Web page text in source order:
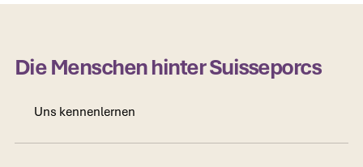
Die Menschen hinter Suisseporcs
Uns kennenlernen